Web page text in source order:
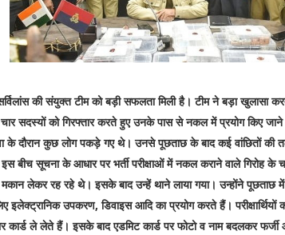
की संयुक्त टीम को बड़ी सफलता मिली है। टीम ने बड़ा खुलासा
चार सदस्यों को गिरफ्तार करते हुए उनके पास से नकल में प्रयोग किए
के दौरान कुछ लोग पकड़े गए थे। उनसे पूछताछ के बाद कई वांछितों की
बीच सूचना के आधार पर भर्ती परीक्षाओं में नकल कराने वाले गिरोह के
मकान लेकर रह रहे थे। इसके बाद उन्हें थाने लाया गया। उन्होंने पूछताछ में
इलेक्ट्रानिक उपकरण, डिवाइस आदि का प्रयोग करते हैं।
ले लेते हैं। इसके बाद एडमिट कार्ड पर फोटो व नाम बदलकर फर्जी